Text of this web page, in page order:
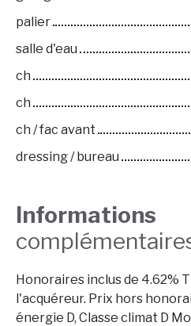
palier
salle d'eau
ch
ch
ch / fac avant
dressing / bureau
Informations
Honoraires inclus de 4.62%
l'acquéreur. Prix hors
énergie D, Classe climat D